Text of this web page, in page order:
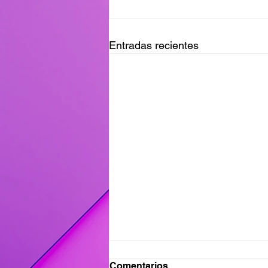
Entradas recientes
Ganadores del Viernes